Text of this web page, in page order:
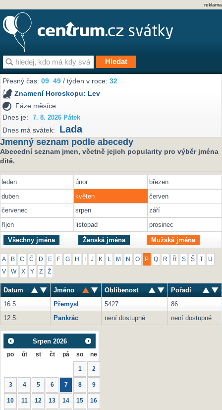
reklama
Přesný čas:09 49 / týden v roce:32
Znamení Horoskopu: Lev
Fáze měsíce:
Dnes je:
7. 8. 2026 Pátek
Dnes má svátek: Lada
Jmenný seznam podle abecedy
Abecední seznam jmen, včetně jejich popularity pro výběr jména
dítě.
leden únor
březen
duben
květen
červen
červenec
srpen
září
říjen
listopad prosinec
Všechny jména Ženská jména Mužská jména
A B C Č D E F G H J K M N O P Q R Ř S Š U
V W X Y Z Ž
Datum Jméno Oblíbenost
Pořadí
16.5.
Přemysl 5427
86
12.5.
Pankrác není dostupné není dostupné
Srpen 2026
po út st čt pá so ne
1 2
3 4 5 6 7 8 9
10 11 12 13 14 15 16